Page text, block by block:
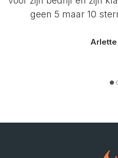
geen 5 maar 10